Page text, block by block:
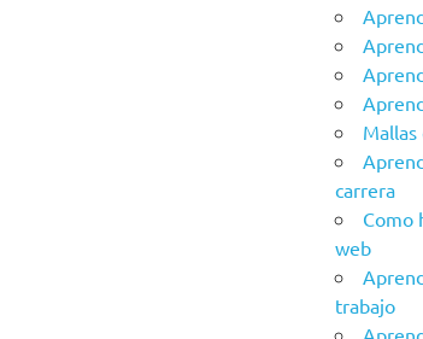
carrera
Como
web